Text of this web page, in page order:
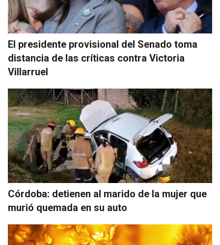
El presidente provisional del Senado toma
distancia de las críticas contra Victoria
Villarruel
Córdoba: detienen al marido de la mujer que
murió quemada en su auto